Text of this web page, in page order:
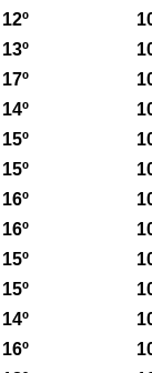
12º
13º
17º
14º
15º
15º
16º
16º
15º
15º
14º
16º